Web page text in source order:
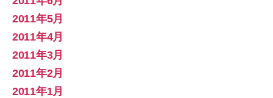
2011年5月
2011年4月
2011年3月
2011年2月
2011年1月